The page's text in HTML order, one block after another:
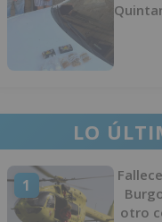
LO
1
otro